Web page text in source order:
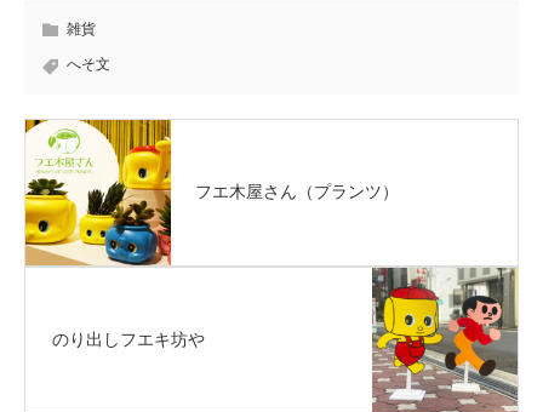
雑貨
へそ文
フエ木屋さん（プランツ）
のり出しフエキ坊や